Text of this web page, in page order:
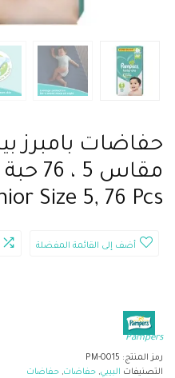
حفاضات بامبرز
Size 5, 76 Pcs
أضف إلى القائمة المفضلة
Pampers
رمز المنتج: PM-0015
التصنيفات البيبي, حفاضات, حفاضات